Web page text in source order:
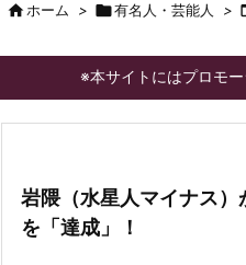
ホーム > 有名人・芸能人 >
※本サイトにはプロモ
岩隈（水星人マイナス
を「達成」！